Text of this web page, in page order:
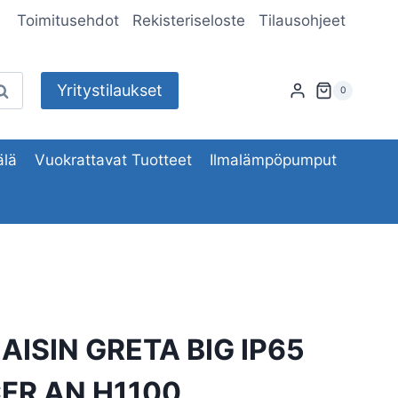
Toimitusehdot Rekisteriseloste Tilausohjeet
Yritystilaukset 0
Vuokrattavat Tuotteet Ilmalämpöpumput
GRETA BIG IP65